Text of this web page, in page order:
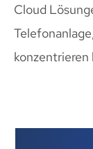
Cloud
konzentrieren